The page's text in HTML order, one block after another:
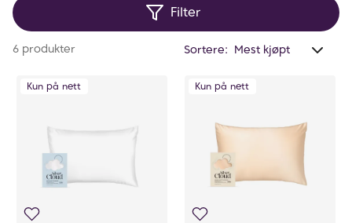
da silke er et naturlig og biologisk nedbrytbart
materiale. Utforsk vårt utvalg av silkesengetøy og
finn det som passer best for dine behov hos Vita.no.
Filter
6 produkter Sortere:
Kun på nett Kun på nett